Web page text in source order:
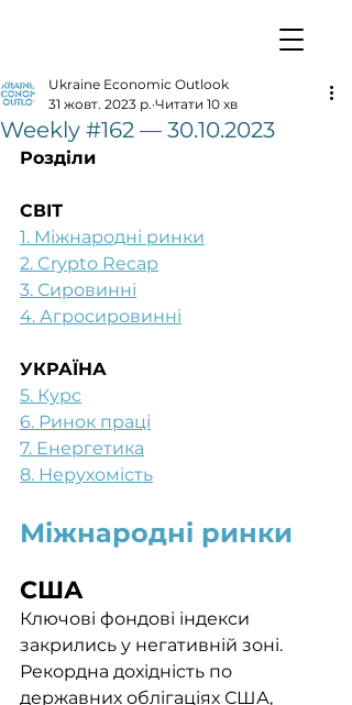
Weekly #162 — 30.10.2023
Ukraine Economic Outlook
31 жовт. 2023 р. Читати 10 хв
Розділи
СВІТ
1. Міжнародні ринки
2. Crypto Recap
3. Сировинні
4. Агросировинні
УКРАЇНА
5. Курс
6. Ринок праці
7. Енергетика
8. Нерухомість
Міжнародні ринки
США
Ключові фондові індекси
закрились у негативній зоні.
Рекордна дохідність по
державних облігаціях США,